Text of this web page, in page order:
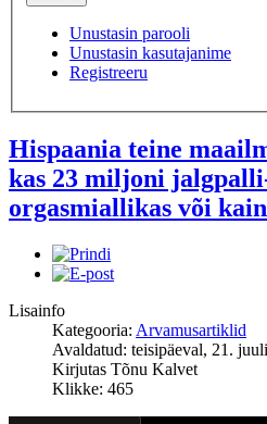
Unustasin parooli
Unustasin kasutajanime
Registreeru
Hispaania teine
kas 23 miljoni
orgasmiallikas või
Lisainfo
Kategooria: Arvamusartiklid
Avaldatud: teisipäeval, 21.
Kirjutas Tõnu Kalvet
Klikke: 465